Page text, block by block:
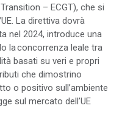
– ECGT), che si
La direttiva dovrà
nel 2024, introduce una
la concorrenza leale tra
basati su veri e propri
che dimostrino
o positivo sull’ambiente
sul mercato dell’UE